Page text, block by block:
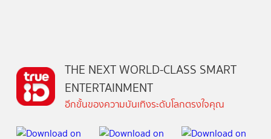
THE NEXT WORLD-CLASS SMART
ENTERTAINMENT
อีกขั้นของความบันเทิงระดับโลกตรงใจคุณ